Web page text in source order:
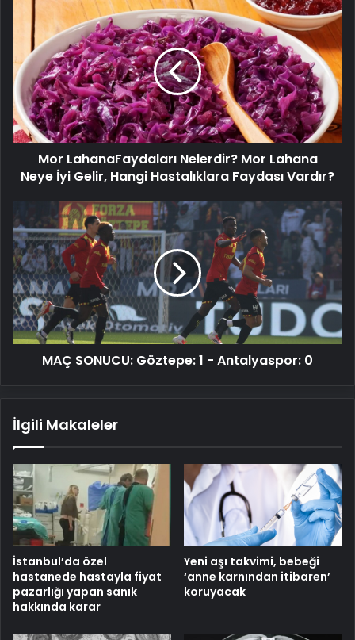
LahanaFaydaları
Nelerdir?
Mor
Lahana
Neye
İyi
Gelir,
Hangi
Hastalıklara
Faydası
Mor LahanaFaydaları Nelerdir? Mor Lahana
Neye İyi Gelir, Hangi Hastalıklara Faydası Vardır?
SONUCU:
Göztepe:
1
-
Antalyaspor:
0
MAÇ SONUCU: Göztepe: 1 - Antalyaspor: 0
İlgili Makaleler
İstanbul’da özel
hastanede hastayla fiyat
pazarlığı yapan sanık
hakkında karar
Yeni aşı takvimi, bebeği
‘anne karnından itibaren’
koruyacak